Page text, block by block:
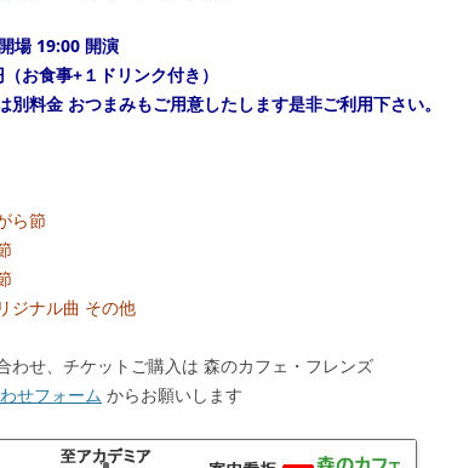
場 19:00 開演
お食事+１ドリンク付き）
料金 おつまみもご用意したします是非ご利用下さい。
ら節
ジナル曲 その他
わせ、チケットご購入は 森のカフェ・フレンズ
せフォーム からお願いします